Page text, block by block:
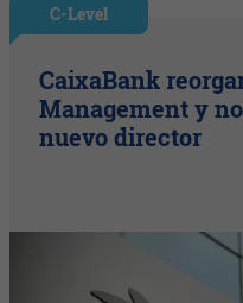
C-Level
CaixaBank
Management y
nuevo director